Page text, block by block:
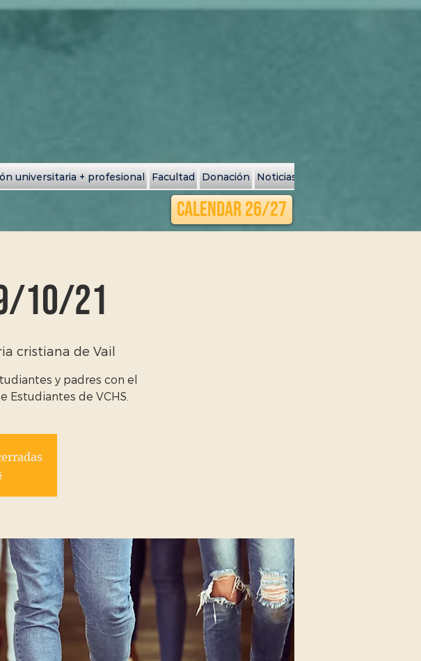
universitaria + profesional Facultad Donación Noticias y Eventos
Calendar 26/27
10/21
cristiana de Vail
y padres con el
Estudiantes de VCHS.